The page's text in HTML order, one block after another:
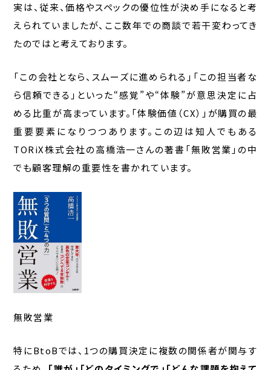
実は、従来、価格やスペックの優位性が決め手になると考
えられていましたが、ここ数年での商談で若干変わってき
たのではと考えております。
「この会社となら、スムーズに進められる」「この担当者な
ら信頼できる」といった“感覚”や“体験”が意思決定に占
める比重が高まっています。「体験価値（CX）」が購買の最
重要要素になりつつあります。この辺は知人でもある
TORiX株式会社の高橋浩一さんの著書「無敗営業」の中
でも顧客理解の重要性を書かれています。
無敗営業
特にBtoBでは、1つの購買決定に複数の関係者が関与す